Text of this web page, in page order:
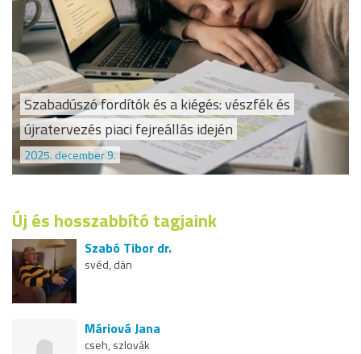
Szabadúszó fordítók és a kiégés: vészfék és
újratervezés piaci fejreállás idején
2025. december 9.
Új és hosszabbító tagjaink
Szabó Tibor dr.
svéd, dán
Máriová Jana
cseh, szlovák